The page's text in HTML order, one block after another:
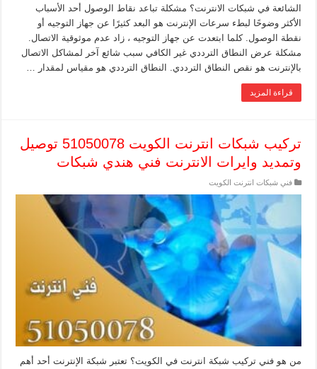
الشائعة في شبكات الانترنت؟ مشكلة تباعد نقاط الوصول أحد الأسباب
الأكثر وضوحًا لبطء سرعات الإنترنت هو البعد كثيرًا عن جهاز التوجيه أو
نقطة الوصول. كلما ابتعدت عن جهاز التوجيه ، زاد عدم موثوقية الاتصال.
مشكلة عرض النطاق الترددي غير الكافي سبب شائع آخر لمشاكل الاتصال
بالإنترنت هو نقص النطاق الترددي. النطاق الترددي هو مقياس لمقدار …
قراءة المزيد
تركيب شبكات انترنت الكويت 51050078 توصيل
وتمديد وايرات الانترنت فني هندي شبكات
فني شبكات انترنت الكويت
من هو فني تركيب شبكة انترنت في الكويت؟ تعتبر شبكة الإنترنت أحد أهم